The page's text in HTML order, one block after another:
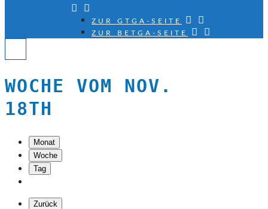
ZUR GTGA-SEITE
ZUR BETGA-SEITE
WOCHE VOM NOV.
18TH
Monat
Woche
Tag
Zurück